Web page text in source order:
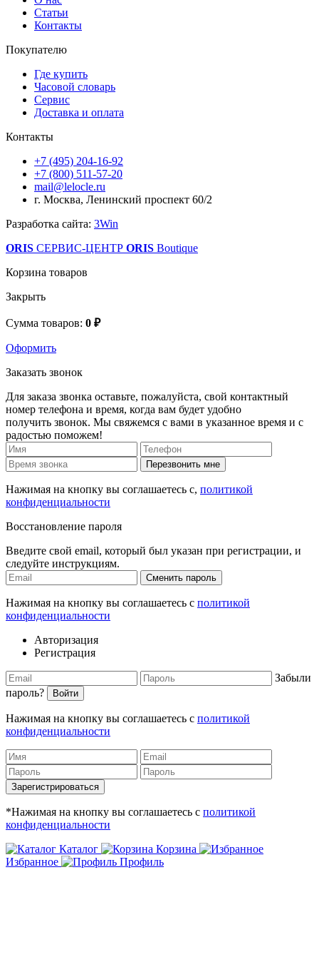
Статьи
Контакты
Покупателю
Где купить
Часовой словарь
Сервис
Доставка и оплата
Контакты
+7 (495) 204-16-92
+7 (800) 511-57-20
mail@lelocle.ru
г. Москва, Ленинский проспект 60/2
Разработка сайта: 3Win
ORIS СЕРВИС-ЦЕНТР ORIS Boutique
Корзина товаров
Закрыть
Сумма товаров: 0 ₽
Оформить
Заказать звонок
Для заказа звонка оставьте, пожалуйста, свой контактный
номер телефона и время, когда вам будет удобно
получить звонок. Мы свяжемся с вами в указанное время и с
радостью поможем!
Перезвонить мне
Нажимая на кнопку вы соглашаетесь с, политикой
конфиденциальности
Восстановление пароля
Введите свой email, который был указан при регистрации, и
следуйте инструкциям.
Сменить пароль
Нажимая на кнопку вы соглашаетесь с политикой
конфиденциальности
Авторизация
Регистрация
Забыли
пароль?
Войти
Нажимая на кнопку вы соглашаетесь с политикой
конфиденциальности
Зарегистрироваться
*Нажимая на кнопку вы соглашаетесь с политикой
конфиденциальности
Каталог
Корзина
Избранное
Профиль